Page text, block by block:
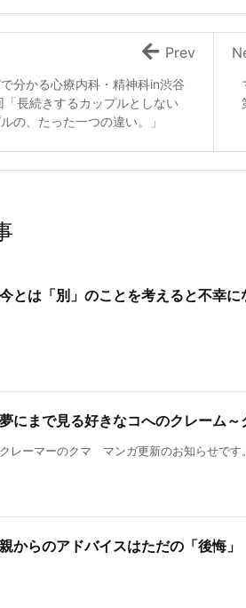
分かる心療内科・精神科in渋谷
長続きするカップルとしない
の、たった一つの違い。」
Prev
今とは「別」のことを考えると不幸に
夢にまで見る好きなコへのクレーム
クレーマーのクマ マンガ更新のお知らせです
親からのアドバイスはただの「後悔」